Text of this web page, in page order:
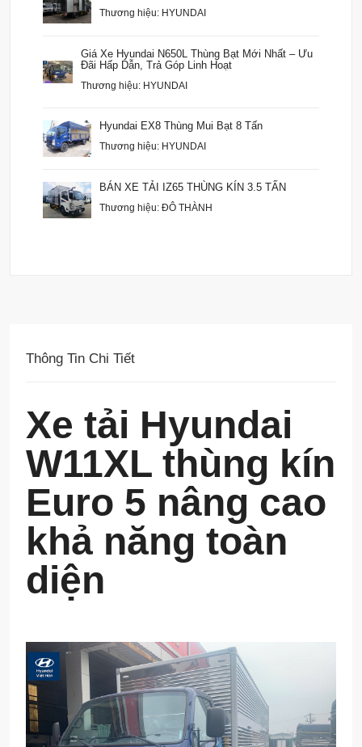
Thương hiệu: HYUNDAI
Giá Xe Hyundai N650L Thùng Bạt Mới Nhất – Ưu
Đãi Hấp Dẫn, Trả Góp Linh Hoạt
Thương hiệu: HYUNDAI
Hyundai EX8 Thùng Mui Bạt 8 Tấn
Thương hiệu: HYUNDAI
BÁN XE TẢI IZ65 THÙNG KÍN 3.5 TẤN
Thương hiệu: ĐÔ THÀNH
Thông Tin Chi Tiết
Xe tải Hyundai
W11XL thùng kín
Euro 5 nâng cao
khả năng toàn
diện